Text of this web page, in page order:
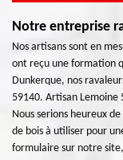
Notre entreprise
Nos artisans sont en
ont reçu une formation
Dunkerque, nos
59140. Artisan Lemoine
Nous serions heureux
de bois à utiliser pour
formulaire sur notre